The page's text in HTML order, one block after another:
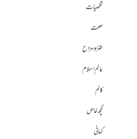
شخصیات
صحت
طنز و مزاح
عالم اسلام
کالم
کچھ خاص
کہانی